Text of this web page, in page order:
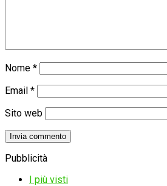
Nome *
Email *
Sito web
Pubblicità
I più visti